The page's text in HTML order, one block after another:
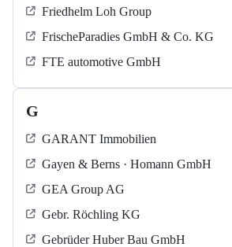
Friedhelm Loh Group
FrischeParadies GmbH & Co. KG
FTE automotive GmbH
G
GARANT Immobilien
Gayen & Berns · Homann GmbH
GEA Group AG
Gebr. Röchling KG
Gebrüder Huber Bau GmbH